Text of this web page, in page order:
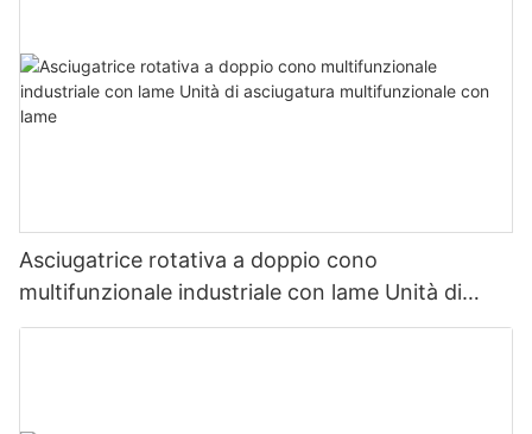
Asciugatrice rotativa a doppio cono
multifunzionale industriale con lame Unità di
asciugatura multifunzionale con lame